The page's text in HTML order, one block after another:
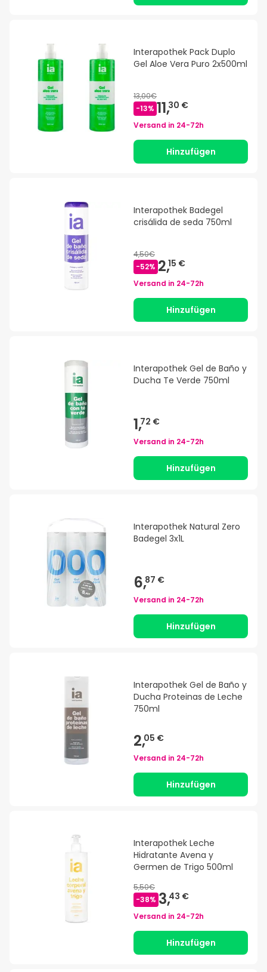
Interapothek Pack Duplo
Gel Aloe Vera Puro 2x500ml
13,00€
-13% 11,30 €
Versand in 24-72h
Hinzufügen
Interapothek Badegel
crisálida de seda 750ml
4,50€
-52% 2,15 €
Versand in 24-72h
Hinzufügen
Interapothek Gel de Baño y
Ducha Te Verde 750ml
1,72 €
Versand in 24-72h
Hinzufügen
Interapothek Natural Zero
Badegel 3x1L
6,87 €
Versand in 24-72h
Hinzufügen
Interapothek Gel de Baño y
Ducha Proteinas de Leche
750ml
2,05 €
Versand in 24-72h
Hinzufügen
Interapothek Leche
Hidratante Avena y
Germen de Trigo 500ml
5,50€
-38% 3,43 €
Versand in 24-72h
Hinzufügen